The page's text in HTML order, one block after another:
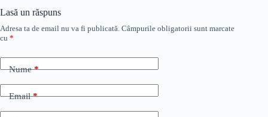
Lasă un răspuns
Adresa ta de email nu va fi publicată. Câmpurile obligatorii sunt marcate
cu *
Nume*
Email*